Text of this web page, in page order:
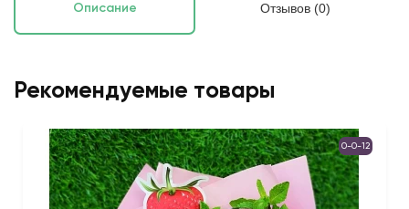
Описание Отзывов (0)
Рекомендуемые товары
0-0-12